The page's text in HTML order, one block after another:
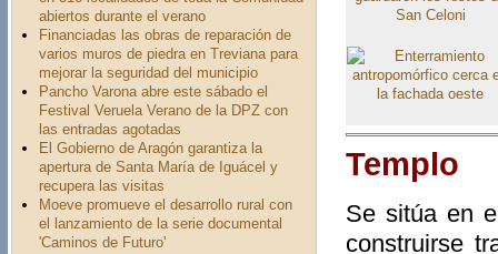
abiertos durante el verano
Financiadas las obras de reparación de
varios muros de piedra en Treviana para
mejorar la seguridad del municipio
Pancho Varona abre este sábado el
Festival Veruela Verano de la DPZ con
las entradas agotadas
El Gobierno de Aragón garantiza la
apertura de Santa María de Iguácel y
recupera las visitas
Moeve promueve el desarrollo rural con
el lanzamiento de la serie documental
'Caminos de Futuro'
Templo
Se sitúa en
construirse